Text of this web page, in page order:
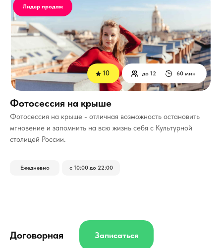
Фотосессия на крыше - отличная возможность остановить
мгновение и запомнить на всю жизнь себя с Культурной
столицей России.
Договорная
60 мин
до 12
Ежедневно с 10:00 до 22:00
Записаться
Лидер продаж
Фотосессия на крыше
10